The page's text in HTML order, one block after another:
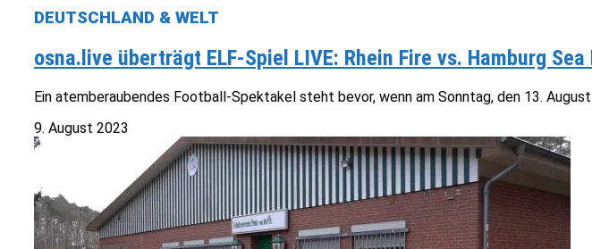
DEUTSCHLAND & WELT
osna.live überträgt ELF-Spiel LIVE: Rhein Fire vs. Hamburg
Ein atemberaubendes Football-Spektakel steht bevor, wenn am Sonntag, den 13.
9. August 2023